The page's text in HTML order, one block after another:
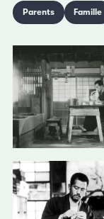
Parents Famille